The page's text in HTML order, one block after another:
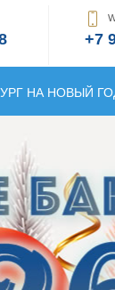
+7
НА НОВЫЙ